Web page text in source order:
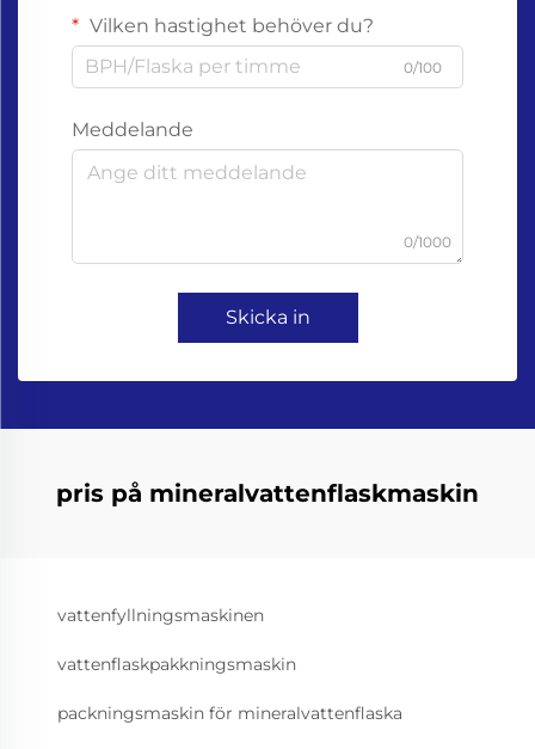
Vilken hastighet behöver du?
0/100
Meddelande
0/1000
Skicka in
pris på mineralvattenflaskmaskin
vattenfyllningsmaskinen
vattenflaskpakkningsmaskin
packningsmaskin för mineralvattenflaska